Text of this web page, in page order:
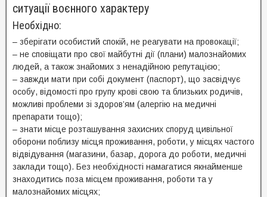
ситуації воєнного характеру
Необхідно:
– зберігати особистий спокій, не реагувати на провокації;
– не сповіщати про свої майбутні дії (плани) малознайомих
людей, а також знайомих з ненадійною репутацією;
– завжди мати при собі документ (паспорт), що засвідчує
особу, відомості про групу крові свою та близьких родичів,
можливі проблеми зі здоров’ям (алергію на медичні
препарати тощо);
– знати місце розташування захисних споруд цивільної
оборони поблизу місця проживання, роботи, у місцях частого
відвідування (магазини, базар, дорога до роботи, медичні
заклади тощо). Без необхідності намагатися якнайменше
знаходитись поза місцем проживання, роботи та у
малознайомих місцях;